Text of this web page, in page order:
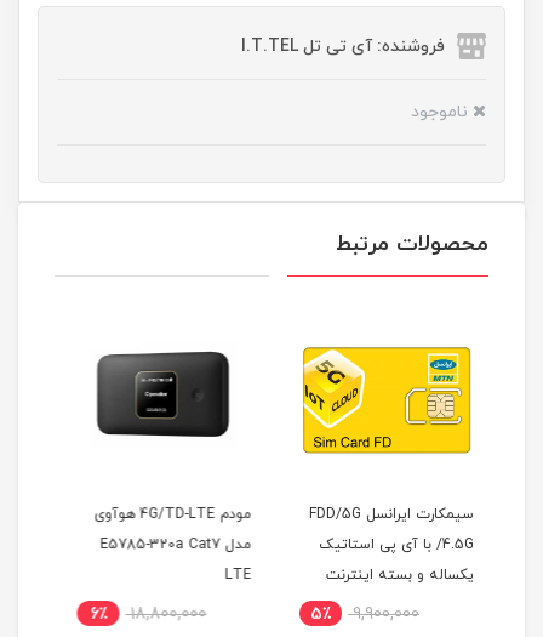
فروشنده: آی تی تل I.T.TEL
ناموجود
محصولات مرتبط
مودم 4G/TD-LTE هوآوی
مدل E5785-320a Cat7
LTE
18,800,000 6٪
مودم 4G/TD-LTE وای
ترایب مدل EG2030C-M2-W
10,500,000 5٪